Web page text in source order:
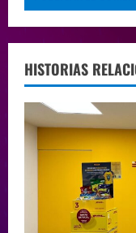
HISTORIAS